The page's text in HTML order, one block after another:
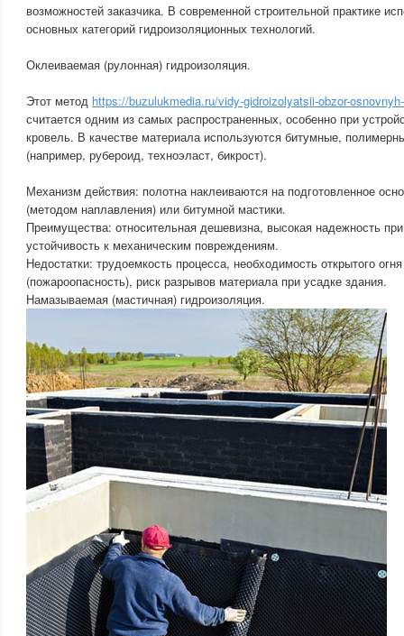
возможностей заказчика. В современной строительной практике
основных категорий гидроизоляционных технологий.
Оклеиваемая (рулонная) гидроизоляция.
Этот метод https://buzulukmedia.ru/vidy-gidroizolyatsii-obzor-
считается одним из самых распространенных, особенно при
кровель. В качестве материала используются битумные,
(например, рубероид, техноэласт, бикрост).
Механизм действия: полотна наклеиваются на подготовленное
(методом наплавления) или битумной мастики.
Преимущества: относительная дешевизна, высокая надежность
устойчивость к механическим повреждениям.
Недостатки: трудоемкость процесса, необходимость открытого
(пожароопасность), риск разрывов материала при усадке здания.
Намазываемая (мастичная) гидроизоляция.